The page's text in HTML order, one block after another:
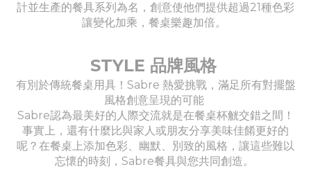
計並生產的餐具系列為名，創意使他們提供超過21種色彩
讓變化加乘，餐桌樂趣加倍。
STYLE 品牌風格
有別於傳統餐桌用具！Sabre 熱愛挑戰，滿足所有對擺盤
風格創意呈現的可能
Sabre認為最美好的人際交流就是在餐桌杯觥交錯之間！
事實上，還有什麼比與家人或朋友分享美味佳餚更好的
呢？在餐桌上添加色彩、幽默、別致的風格，讓這些難以
忘懷的時刻，Sabre餐具與您共同創造。